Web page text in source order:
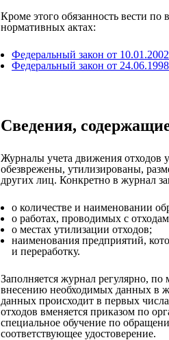
Кроме этого обязанность вести
нормативных актах:
Федеральный закон от
Федеральный закон от
Сведения,
Журналы учета движения отходов
обезврежены, утилизированы,
других лиц. Конкретно в журнал
о количестве и наименовании
о работах, проводимых с
о местах утилизации отходов;
наименования предприятий,
и переработку.
Заполняется журнал регулярно,
внесению необходимых данных в
данных происходит в первых
отходов вменяется приказом по
специальное обучение по
соответствующее удостоверение.